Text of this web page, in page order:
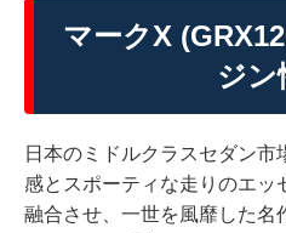
マークX
ジン
日本のミドルクラスセダン市
感とスポーティな走りのエッ
融合させ、一世を風靡した名